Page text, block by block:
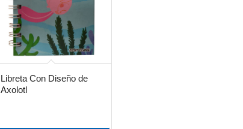
Libreta Con Diseño de
Axolotl